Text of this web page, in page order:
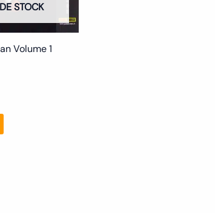
STOCK
Volume 1